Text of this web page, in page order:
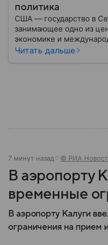
политика
США — государство в
занимающее одно из
экономике и
материале — основные
Читать дальше
7 минут назад © РИА
В аэропорту
временные
В аэропорту Калуги
ограничения на прием